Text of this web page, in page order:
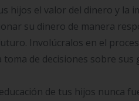
hijos el valor del dinero y la
su dinero de manera
Involúcralos en el
de decisiones sobre sus
de tus hijos nunca